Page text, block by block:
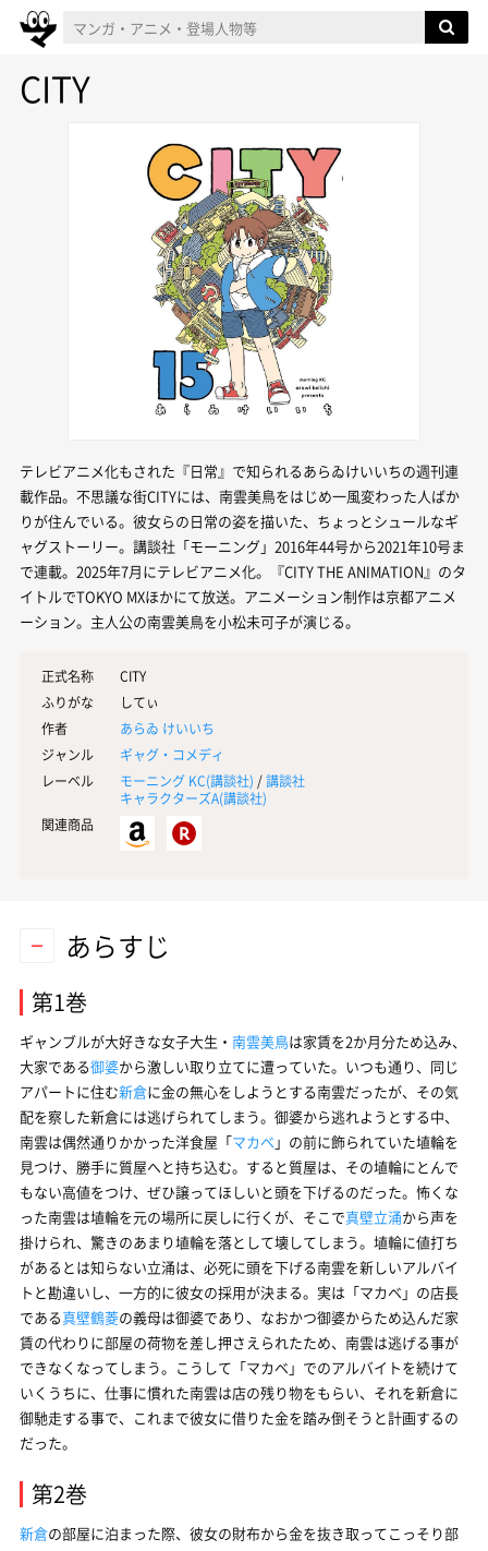
CITY
テレビアニメ化もされた『日常』で知られるあらゐけいいちの週刊連
載作品。不思議な街CITYには、南雲美鳥をはじめ一風変わった人ばか
りが住んでいる。彼女らの日常の姿を描いた、ちょっとシュールなギ
ャグストーリー。講談社「モーニング」2016年44号から2021年10号ま
で連載。2025年7月にテレビアニメ化。『CITY THE ANIMATION』のタ
イトルでTOKYO MXほかにて放送。アニメーション制作は京都アニメ
ーション。主人公の南雲美鳥を小松未可子が演じる。
正式名称
CITY
ふりがな
してぃ
作者
あらゐ けいいち
ジャンル
ギャグ・コメディ
レーベル
モーニング KC(講談社) /講談社
キャラクターズA(講談社)
関連商品
あらすじ
第1巻
ギャンブルが大好きな女子大生・ 南雲美鳥は家賃を2か月分ため込み、
大家である御婆から激しい取り立てに遭っていた。いつも通り、同じ
アパートに住む新倉に金の無心をしようとする南雲だったが、その気
配を察した新倉には逃げられてしまう。御婆から逃れようとする中、
南雲は偶然通りかかった洋食屋「マカベ 」の前に飾られていた埴輪を
見つけ、勝手に質屋へと持ち込む。すると質屋は、その埴輪にとんで
もない高値をつけ、ぜひ譲ってほしいと頭を下げるのだった。怖くな
った南雲は埴輪を元の場所に戻しに行くが、そこで真壁立涌から声を
掛けられ、驚きのあまり埴輪を落として壊してしまう。埴輪に値打ち
があるとは知らない立涌は、必死に頭を下げる南雲を新しいアルバイ
トと勘違いし、一方的に彼女の採用が決まる。実は「マカベ」の店長
である真壁鶴菱の義母は御婆であり、なおかつ御婆からため込んだ家
賃の代わりに部屋の荷物を差し押さえられたため、南雲は逃げる事が
できなくなってしまう。こうして「マカベ」でのアルバイトを続けて
いくうちに、仕事に慣れた南雲は店の残り物をもらい、それを新倉に
御馳走する事で、これまで彼女に借りた金を踏み倒そうと計画するの
だった。
第2巻
新倉の部屋に泊まった際、彼女の財布から金を抜き取ってこっそり部